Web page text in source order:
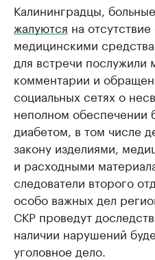
Калининградцы,
жалуются на
медицинскими
для встречи послужили
комментарии и
социальных сетях о
неполном обеспечении
диабетом, в том числе
закону изделиями,
и расходными
следователи второго
особо важных дел
СКР проведут
наличии нарушений
уголовное дело.